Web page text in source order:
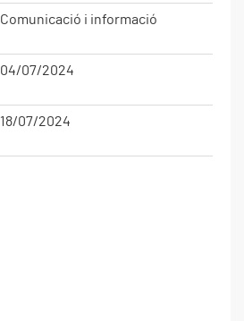
Comunicació i informació
04/07/2024
18/07/2024